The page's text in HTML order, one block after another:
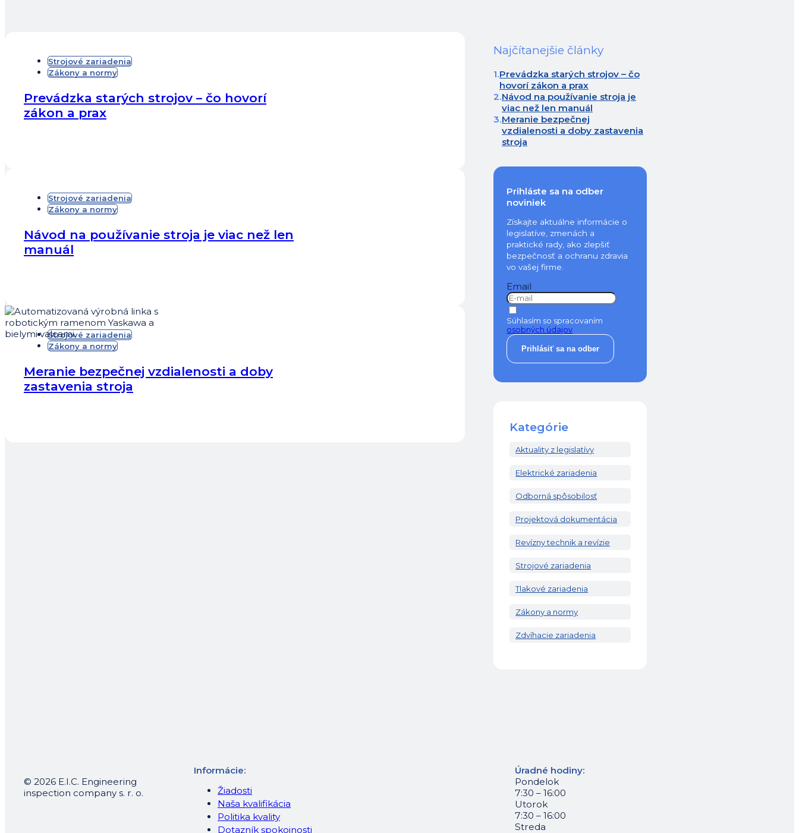
Strojové zariadenia
Zákony a normy
Prevádzka starých strojov – čo hovorí
zákon a prax
Strojové zariadenia
Zákony a normy
Návod na používanie stroja je viac než len
manuál
Strojové zariadenia
Zákony a normy
Meranie bezpečnej vzdialenosti a doby
zastavenia stroja
Najčítanejšie články
1.Prevádzka starých strojov – čo
hovorí zákon a prax
2.Návod na používanie stroja je
viac než len manuál
3.Meranie bezpečnej
vzdialenosti a doby zastavenia
stroja
Prihláste sa na odber
noviniek
Získajte aktuálne informácie o
legislatíve, zmenách a
praktické rady, ako zlepšiť
bezpečnosť a ochranu zdravia
vo vašej firme.
Email
Súhlasím so spracovaním
osobných údajov
Prihlásiť sa na odber
Kategórie
Aktuality z legislatívy
Elektrické zariadenia
Odborná spôsobilosť
Projektová dokumentácia
Revízny technik a revízie
Strojové zariadenia
Tlakové zariadenia
Zákony a normy
Zdvíhacie zariadenia
© 2026 E.I.C. Engineering
inspection company s. r. o.
Informácie:
Žiadosti
Naša kvalifikácia
Politika kvality
Dotazník spokojnosti
Úradné hodiny:
Pondelok
7:30 – 16:00
Utorok
7:30 – 16:00
Streda